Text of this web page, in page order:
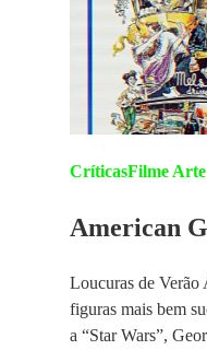
CríticasFilme Arte
American
Loucuras de Verão
figuras mais bem
a “Star Wars”,